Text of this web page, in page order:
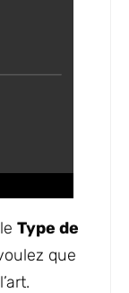
Type de
que